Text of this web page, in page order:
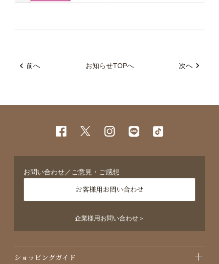
前へ お知らせTOPへ 次へ
お問い合わせ／ご意見・ご感想
お客様用お問い合わせ
企業様用お問い合わせ＞
ショッピングガイド